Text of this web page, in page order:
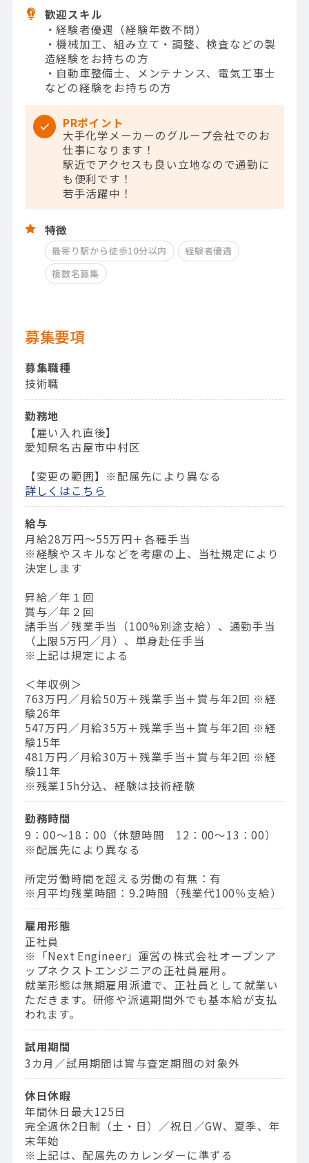
歓迎スキル
・経験者優遇（経験年数不問）
・機械加工、組み立て・調整、検査などの製
造経験をお持ちの方
・自動車整備士、メンテナンス、電気工事士
などの経験をお持ちの方
PRポイント
大手化学メーカーのグループ会社でのお
仕事になります！
駅近でアクセスも良い立地なので通勤に
も便利です！
若手活躍中！
特徴
最寄り駅から徒歩10分以内
経験者優遇
複数名募集
募集要項
募集職種
技術職
勤務地
【雇い入れ直後】
愛知県名古屋市中村区
【変更の範囲】※配属先により異なる
詳しくはこちら
給与
月給28万円〜55万円＋各種手当
※経験やスキルなどを考慮の上、当社規定により
決定します
昇給／年１回
賞与／年２回
諸手当／残業手当（100%別途支給）、通勤手当
（上限5万円／月）、単身赴任手当
※上記は規定による
＜年収例＞
763万円／⽉給50万＋残業⼿当＋賞与年2回 ※経
験26年
547万円／⽉給35万＋残業⼿当＋賞与年2回 ※経
験15年
481万円／⽉給30万＋残業⼿当＋賞与年2回 ※経
験11年
※残業15h分込、経験は技術経験
勤務時間
9：00〜18：00（休憩時間 12：00〜13：00）
※配属先により異なる
所定労働時間を超える労働の有無：有
※月平均残業時間：9.2時間（残業代100％支給）
雇用形態
正社員
※「Next Engineer」運営の株式会社オープンア
ップネクストエンジニアの正社員雇用。
就業形態は無期雇用派遣で、正社員として就業い
ただきます。研修や派遣期間外でも基本給が支払
われます。
試用期間
3カ月／試用期間は賞与査定期間の対象外
休日休暇
年間休日最大125日
完全週休2日制（土・日）／祝日／GW、夏季、年
末年始
※上記は、配属先のカレンダーに準ずる